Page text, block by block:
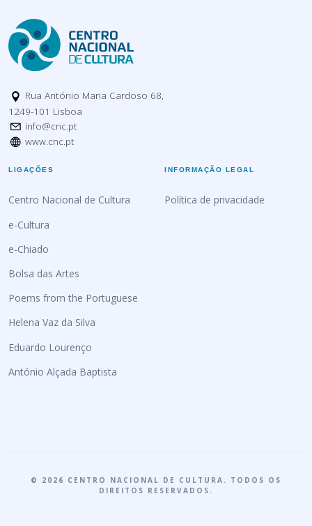
Rua António Maria Cardoso 68,
1249-101 Lisboa
info@cnc.pt
www.cnc.pt
LIGAÇÕES
Centro Nacional de Cultura
e-Cultura
e-Chiado
Bolsa das Artes
Poems from the Portuguese
Helena Vaz da Silva
Eduardo Lourenço
António Alçada Baptista
INFORMAÇÃO LEGAL
Política de privacidade
© 2026 CENTRO NACIONAL DE CULTURA. TODOS OS
DIREITOS RESERVADOS.